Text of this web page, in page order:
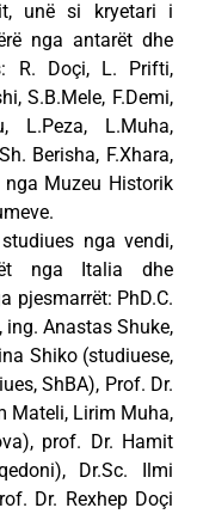
unë si kryetari i
nga antarët dhe
R. Doçi, L. Prifti,
S.B.Mele, F.Demi,
L.Peza, L.Muha,
Berisha, F.Xhara,
Muzeu Historik
nga vendi,
nga Italia dhe
pjesmarrët: PhD.C.
Anastas Shuke,
Shiko (studiuese,
ShBA), Prof. Dr.
Mateli, Lirim Muha,
prof. Dr. Hamit
Dr.Sc. Ilmi
Dr. Rexhep Doçi